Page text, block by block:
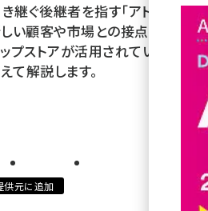
ぐ後継者を指す「アトツ
い顧客や市場との接点をつく
プストアが活用されています。
て解説します。
供元に追加